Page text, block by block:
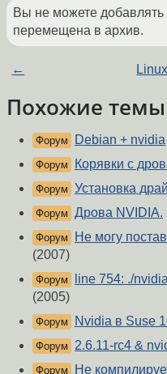
Вы не можете добавлять
перемещена в архив.
←
Похожие темы
Форум Debian + nvidia
Форум Корявки с
Форум Установка
Форум Дрова NVIDIA.
Форум
Не могу
(2007)
Форум
line 754: ./
(2005)
Форум Nvidia в Suse
Форум 2.6.11-rc4 &
Форум Не